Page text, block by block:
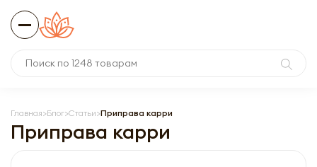
Главная Блог Статьи Приправа карри
Приправа карри